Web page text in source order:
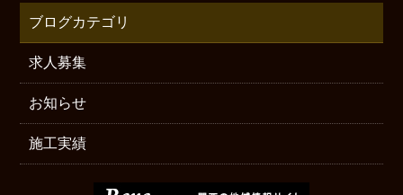
ブログカテゴリ
求人募集
お知らせ
施工実績